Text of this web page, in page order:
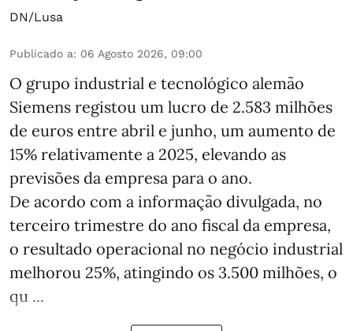
DN/Lusa
Publicado a: 06 Agosto 2026, 09:00
O grupo industrial e tecnológico alemão
Siemens registou um lucro de 2.583 milhões
de euros entre abril e junho, um aumento de
15% relativamente a 2025, elevando as
previsões da empresa para o ano.
De acordo com a informação divulgada, no
terceiro trimestre do ano fiscal da empresa,
o resultado operacional no negócio industrial
melhorou 25%, atingindo os 3.500 milhões, o
qu ...